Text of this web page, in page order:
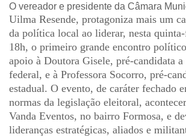
O vereador e presidente da Câmara
Uilma Resende, protagoniza mais um
da política local ao liderar, nesta
18h, o primeiro grande encontro
apoio à Doutora Gisele, pré-candidata a
federal, e à Professora Socorro, pré-
estadual. O evento, de caráter fechado
normas da legislação eleitoral,
Vanda Eventos, no bairro Formosa, e
lideranças estratégicas, aliados e